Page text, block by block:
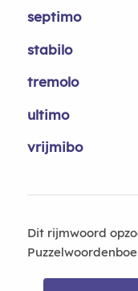
septimo
stabilo
tremolo
ultimo
vrijmibo
Dit rijmwoord